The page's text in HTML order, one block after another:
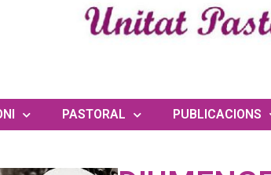
PASTORAL PUBLICACIONS